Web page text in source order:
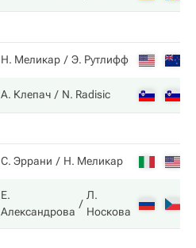
Н. Меликар Э. Рутлифф
А. Клепач N. Radisic
С. Эррани Н. Меликар
Е.
Александрова
Л.
Носкова